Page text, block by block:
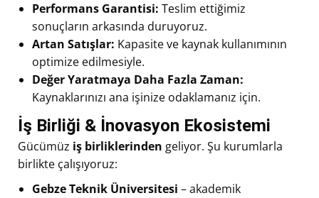
Performans Garantisi: Teslim ettiğimiz
sonuçların arkasında duruyoruz.
Artan Satışlar: Kapasite ve kaynak kullanımının
optimize edilmesiyle.
Değer Yaratmaya Daha Fazla Zaman:
Kaynaklarınızı ana işinize odaklamanız için.
İş Birliği & İnovasyon Ekosistemi
Gücümüz iş birliklerinden geliyor. Şu kurumlarla
birlikte çalışıyoruz:
Gebze Teknik Üniversitesi – akademik